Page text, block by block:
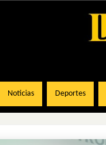
Noticias Deportes